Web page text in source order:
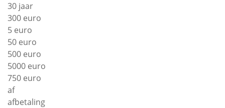
30 jaar
300 euro
5 euro
50 euro
500 euro
5000 euro
750 euro
af
afbetaling